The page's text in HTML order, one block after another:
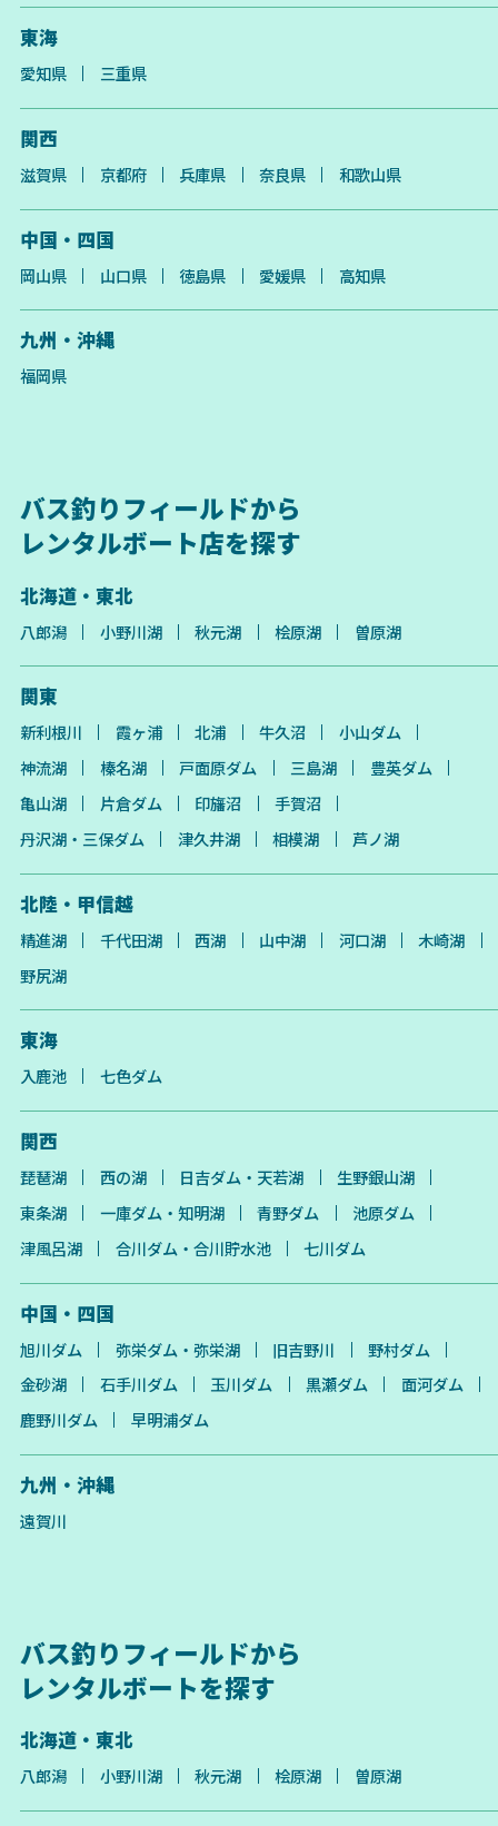
東海
愛知県 三重県
関西
滋賀県 京都府 兵庫県 奈良県 和歌山県
中国・四国
岡山県 山口県 徳島県 愛媛県 高知県
九州・沖縄
福岡県
バス釣りフィールドから
レンタルボート店を探す
北海道・東北
八郎潟 小野川湖 秋元湖 桧原湖 曽原湖
関東
新利根川 霞ヶ浦 北浦 牛久沼
小山ダム
神流湖
榛名湖 戸面原ダム 三島湖
豊英ダム
亀山湖
片倉ダム 印旛沼
手賀沼
丹沢湖・三保ダム
津久井湖 相模湖 芦ノ湖
北陸・甲信越
精進湖 千代田湖 西湖 山中湖 河口湖
木崎湖
野尻湖
東海
入鹿池 七色ダム
関西
琵琶湖 西の湖 日吉ダム・天若湖
生野銀山湖
東条湖
一庫ダム・知明湖 青野ダム
池原ダム
津風呂湖
合川ダム・合川貯水池 七川ダム
中国・四国
旭川ダム 弥栄ダム・弥栄湖 旧吉野川
野村ダム
金砂湖
石手川ダム 玉川ダム 黒瀬ダム
面河ダム
鹿野川ダム
早明浦ダム
九州・沖縄
遠賀川
バス釣りフィールドから
レンタルボートを探す
北海道・東北
八郎潟 小野川湖 秋元湖 桧原湖 曽原湖